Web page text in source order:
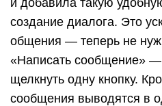
и добавила такую
создание диалога. Это
общения — теперь не
«Написать сообщение» —
щелкнуть одну кнопку.
сообщения выводятся в